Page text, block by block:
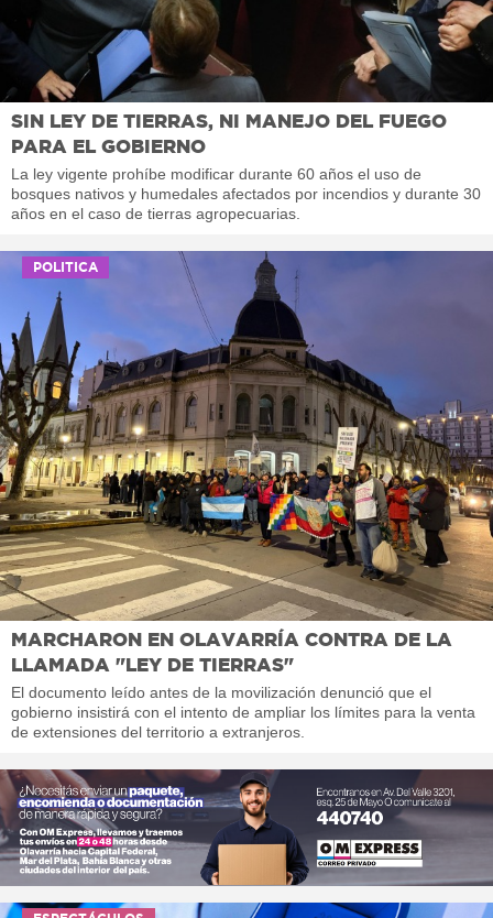
SIN LEY DE TIERRAS, NI MANEJO DEL FUEGO
PARA EL GOBIERNO
La ley vigente prohíbe modificar durante 60 años el uso de
bosques nativos y humedales afectados por incendios y durante 30
años en el caso de tierras agropecuarias.
POLITICA
MARCHARON EN OLAVARRÍA CONTRA DE LA
LLAMADA "LEY DE TIERRAS"
El documento leído antes de la movilización denunció que el
gobierno insistirá con el intento de ampliar los límites para la venta
de extensiones del territorio a extranjeros.